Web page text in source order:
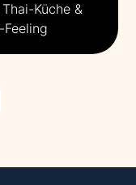
Küche &